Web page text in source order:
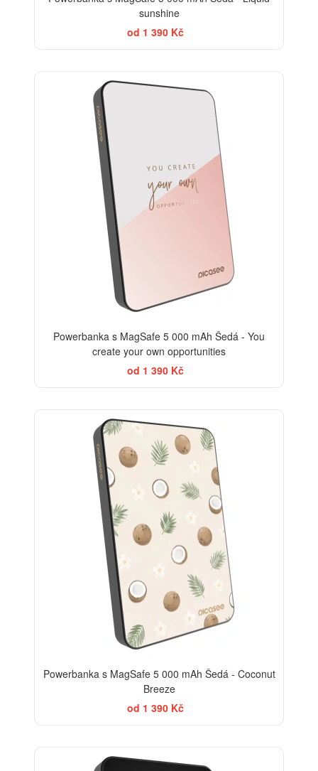
sunshine
od 1 390 Kč
Powerbanka s MagSafe 5 000 mAh Šedá - You
create your own opportunities
od 1 390 Kč
Powerbanka s MagSafe 5 000 mAh Šedá - Coconut
Breeze
od 1 390 Kč